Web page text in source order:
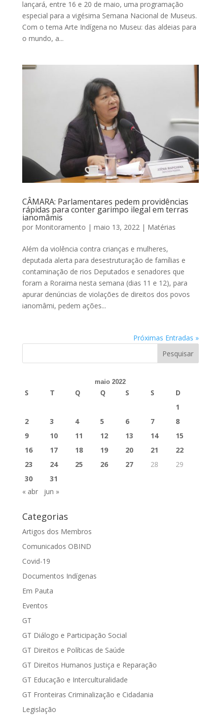
lançará, entre 16 e 20 de maio, uma programação
especial para a vigésima Semana Nacional de Museus.
Com o tema Arte Indígena no Museu: das aldeias para
o mundo, a...
CÂMARA: Parlamentares pedem providências
rápidas para conter garimpo ilegal em terras
ianomâmis
por Monitoramento | maio 13, 2022| Matérias
Além da violência contra crianças e mulheres,
deputada alerta para desestruturação de famílias e
contaminação de rios Deputados e senadores que
foram a Roraima nesta semana (dias 11 e 12), para
apurar denúncias de violações de direitos dos povos
ianomâmi, pedem ações...
Próximas Entradas »
maio 2022
S T Q Q S S
D
1
2
3 4 5 6 7
8
9
10 11 12 13 14
15
16
17 18 19 20 21
22
23
24 25 26 27 28
29
30
31
« abr
jun »
Categorias
Artigos dos Membros
Comunicados OBIND
Covid-19
Documentos Indígenas
Em Pauta
Eventos
GT
GT Diálogo e Participação Social
GT Direitos e Políticas de Saúde
GT Direitos Humanos Justiça e Reparação
GT Educação e Interculturalidade
GT Fronteiras Criminalização e Cidadania
Legislação